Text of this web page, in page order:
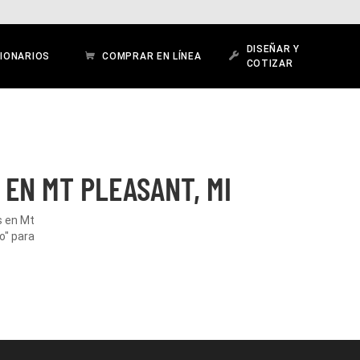
COMPRAR EN LÍNEA
DISEÑAR Y
COTIZAR
MT PLEASANT, MI
en Mt
para